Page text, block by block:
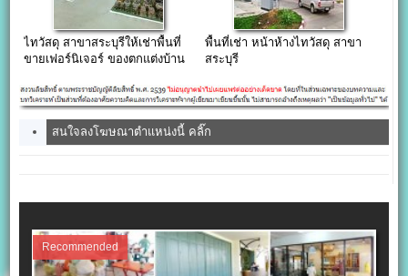
ไทวัสดุ สาขาสระบุรีให้เช่าพื้นที่
ขายเฟอร์นิเจอร์ ของตกแต่งบ้าน
พื้นที่เช่า หน้าห้างไทวัสดุ สาขา
สระบุรี
สนใจลงโฆษณาตำแหน่งนี้ คลิ๊ก
Recommended